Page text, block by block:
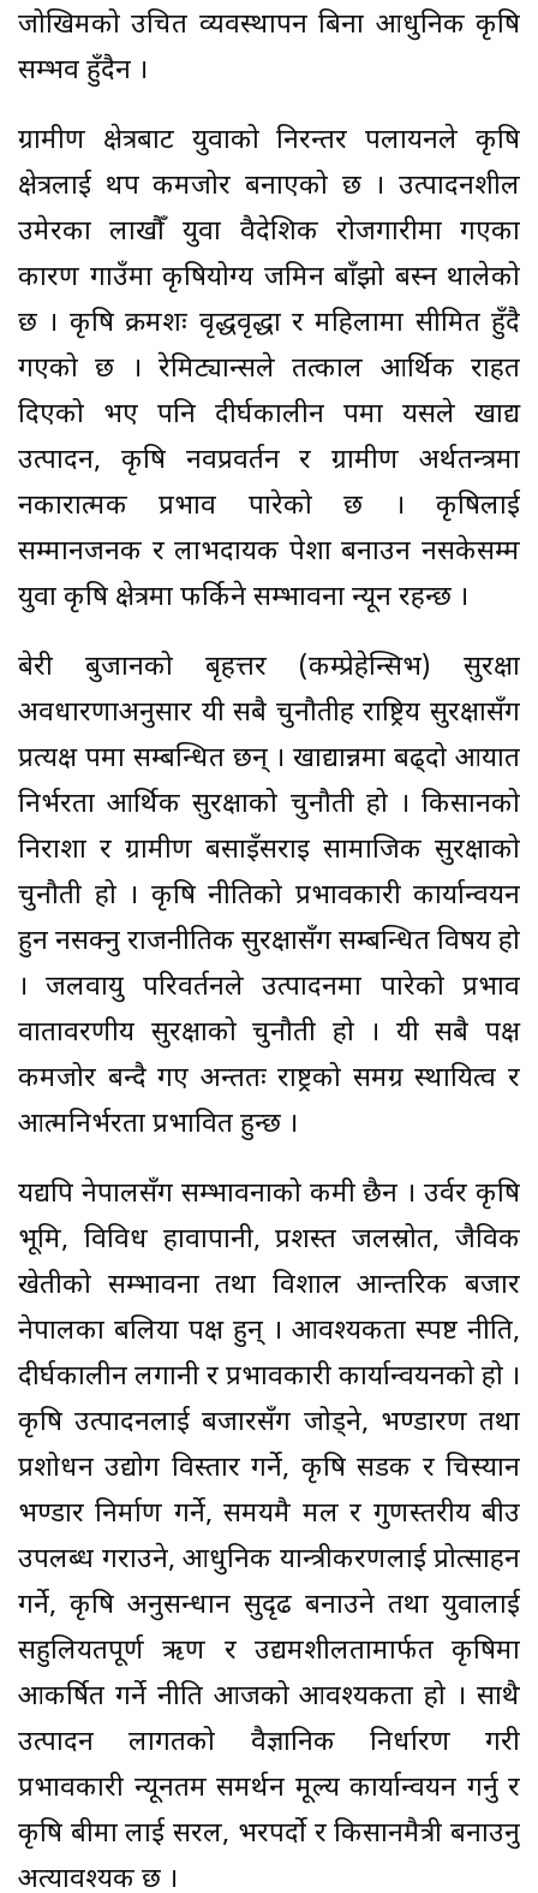
जोखिमको उचित व्यवस्थापन बिना आधुनिक कृषि
सम्भव हुँदैन ।
ग्रामीण क्षेत्रबाट युवाको निरन्तर पलायनले कृषि
क्षेत्रलाई थप कमजोर बनाएको छ । उत्पादनशील
उमेरका लाखौँ युवा वैदेशिक रोजगारीमा गएका
कारण गाउँमा कृषियोग्य जमिन बाँझो बस्न थालेको
छ । कृषि क्रमशः वृद्धवृद्धा र महिलामा सीमित हुँदै
गएको छ । रेमिट्यान्सले तत्काल आर्थिक राहत
दिएको भए पनि दीर्घकालीन रूपमा यसले खाद्य
उत्पादन, कृषि नवप्रवर्तन र ग्रामीण अर्थतन्त्रमा
नकारात्मक प्रभाव पारेको छ । कृषिलाई
सम्मानजनक र लाभदायक पेशा बनाउन नसकेसम्म
युवा कृषि क्षेत्रमा फर्किने सम्भावना न्यून रहन्छ ।
बेरी बुजानको बृहत्तर (कम्प्रेहेन्सिभ) सुरक्षा
अवधारणाअनुसार यी सबै चुनौतीहरू राष्ट्रिय सुरक्षासँग
प्रत्यक्ष रूपमा सम्बन्धित छन् । खाद्यान्नमा बढ्दो आयात
निर्भरता आर्थिक सुरक्षाको चुनौती हो । किसानको
निराशा र ग्रामीण बसाइँसराइ सामाजिक सुरक्षाको
चुनौती हो । कृषि नीतिको प्रभावकारी कार्यान्वयन
हुन नसक्नु राजनीतिक सुरक्षासँग सम्बन्धित विषय हो
। जलवायु परिवर्तनले उत्पादनमा पारेको प्रभाव
वातावरणीय सुरक्षाको चुनौती हो । यी सबै पक्ष
कमजोर बन्दै गए अन्ततः राष्ट्रको समग्र स्थायित्व र
आत्मनिर्भरता प्रभावित हुन्छ ।
यद्यपि नेपालसँग सम्भावनाको कमी छैन । उर्वर कृषि
भूमि, विविध हावापानी, प्रशस्त जलस्रोत, जैविक
खेतीको सम्भावना तथा विशाल आन्तरिक बजार
नेपालका बलिया पक्ष हुन् । आवश्यकता स्पष्ट नीति,
दीर्घकालीन लगानी र प्रभावकारी कार्यान्वयनको हो ।
कृषि उत्पादनलाई बजारसँग जोड्ने, भण्डारण तथा
प्रशोधन उद्योग विस्तार गर्ने, कृषि सडक र चिस्यान
भण्डार निर्माण गर्ने, समयमै मल र गुणस्तरीय बीउ
उपलब्ध गराउने, आधुनिक यान्त्रीकरणलाई प्रोत्साहन
गर्ने, कृषि अनुसन्धान सुदृढ बनाउने तथा युवालाई
सहुलियतपूर्ण ऋण र उद्यमशीलतामार्फत कृषिमा
आकर्षित गर्ने नीति आजको आवश्यकता हो । साथै
उत्पादन लागतको वैज्ञानिक निर्धारण गरी
प्रभावकारी न्यूनतम समर्थन मूल्य कार्यान्वयन गर्नु र
कृषि बीमा लाई सरल, भरपर्दो र किसानमैत्री बनाउनु
अत्यावश्यक छ ।